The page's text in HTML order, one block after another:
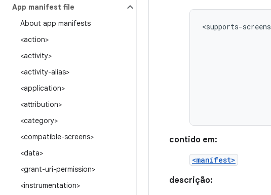
App manifest file
About app manifests
<action>
<activity>
<activity-alias>
<application>
<attribution>
<category>
<compatible-screens>
<data>
<grant-uri-permission>
<instrumentation>
<supports-screens
contido em:
<manifest>
descrição: